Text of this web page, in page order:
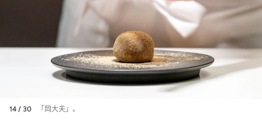
14 / 30 「岡大夫」。